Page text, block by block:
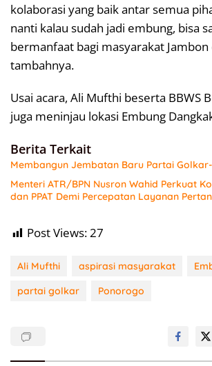
kolaborasi yang baik antar semua
nanti kalau sudah jadi embung, bisa
bermanfaat bagi masyarakat Jambon
tambahnya.
Usai acara, Ali Mufthi beserta BBWS
juga meninjau lokasi Embung
Berita Terkait
Membangun Jembatan Baru Partai
Menteri ATR/BPN Nusron Wahid Perkuat
dan PPAT Demi Percepatan Layanan
Post Views:27
Ali Mufthi aspirasi masyarakat
partai golkar
Ponorogo